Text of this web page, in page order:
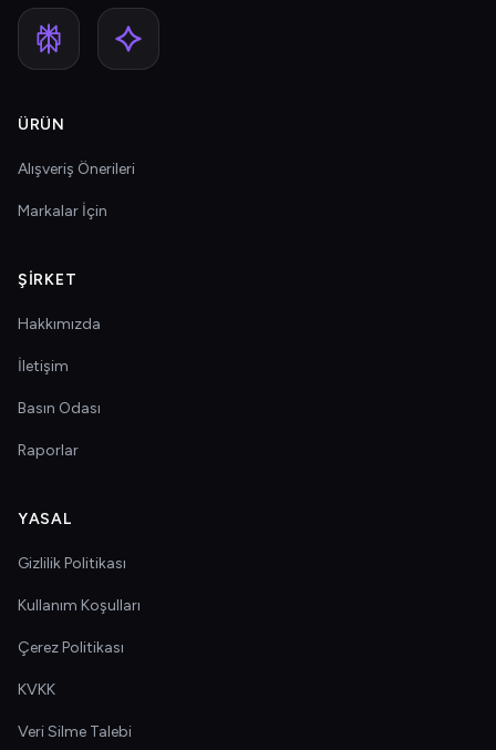
ÜRÜN
Alışveriş Önerileri
Markalar İçin
ŞIRKET
Hakkımızda
İletişim
Basın Odası
Raporlar
YASAL
Gizlilik Politikası
Kullanım Koşulları
Çerez Politikası
KVKK
Veri Silme Talebi